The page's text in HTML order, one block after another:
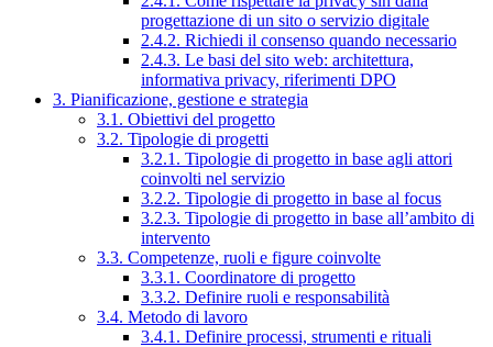
progettazione di un sito o servizio digitale
2.4.2. Richiedi il consenso quando necessario
2.4.3. Le basi del sito web: architettura,
informativa privacy, riferimenti DPO
3. Pianificazione, gestione e strategia
3.1. Obiettivi del progetto
3.2. Tipologie di progetti
3.2.1. Tipologie di progetto in base agli attori
coinvolti nel servizio
3.2.2. Tipologie di progetto in base al focus
3.2.3. Tipologie di progetto in base all’ambito di
intervento
3.3. Competenze, ruoli e figure coinvolte
3.3.1. Coordinatore di progetto
3.3.2. Definire ruoli e responsabilità
3.4. Metodo di lavoro
3.4.1. Definire processi, strumenti e rituali